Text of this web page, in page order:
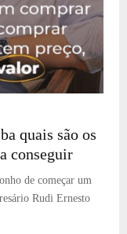
quais são os
conseguir
de começar um
Rudi Ernesto